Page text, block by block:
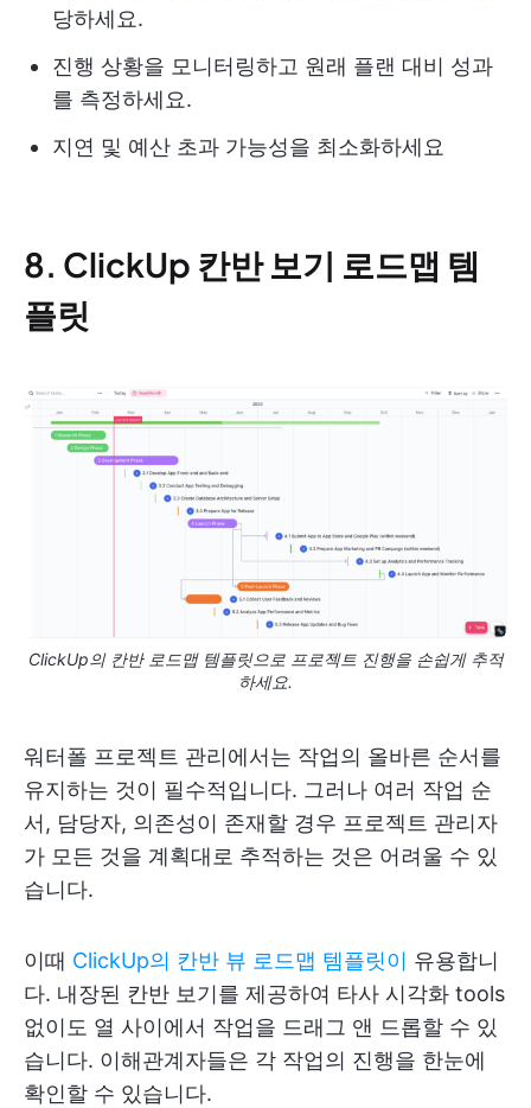
당하세요.
진행 상황을 모니터링하고 원래 플랜 대비 성과
를 측정하세요.
지연 및 예산 초과 가능성을 최소화하세요
8. ClickUp 칸반 보기 로드맵 템
플릿
ClickUp의 칸반 로드맵 템플릿으로 프로젝트 진행을 손쉽게 추적
하세요.
워터폴 프로젝트 관리에서는 작업의 올바른 순서를
유지하는 것이 필수적입니다. 그러나 여러 작업 순
서, 담당자, 의존성이 존재할 경우 프로젝트 관리자
가 모든 것을 계획대로 추적하는 것은 어려울 수 있
습니다.
이때 ClickUp의 칸반 뷰 로드맵 템플릿이 유용합니
다. 내장된 칸반 보기를 제공하여 타사 시각화 tools
없이도 열 사이에서 작업을 드래그 앤 드롭할 수 있
습니다. 이해관계자들은 각 작업의 진행을 한눈에
확인할 수 있습니다.